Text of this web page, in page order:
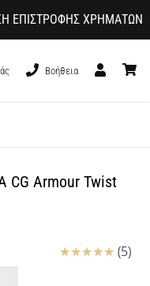
ΕΠΙΣΤΡΟΦΉΣ ΧΡΗΜΆΤΩΝ
Βοήθεια
CG Armour Twist
Κριτικές (5)